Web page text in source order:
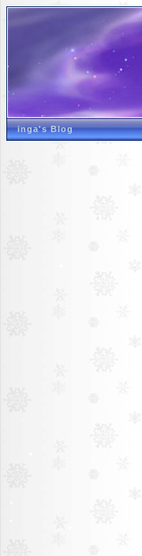
inga's Blog